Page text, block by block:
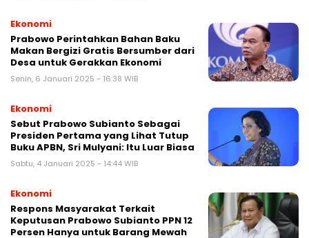
Ekonomi
Prabowo Perintahkan Bahan Baku
Makan Bergizi Gratis Bersumber dari
Desa untuk Gerakkan Ekonomi
Senin, 6 Januari 2025 - 16:38 WIB
Ekonomi
Sebut Prabowo Subianto Sebagai
Presiden Pertama yang Lihat Tutup
Buku APBN, Sri Mulyani: Itu Luar Biasa
Sabtu, 4 Januari 2025 - 14:44 WIB
Ekonomi
Respons Masyarakat Terkait
Keputusan Prabowo Subianto PPN 12
Persen Hanya untuk Barang Mewah